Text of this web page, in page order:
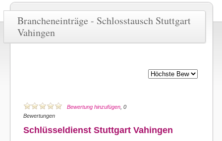
Brancheneinträge - Schlosstausch Stuttgart
Vahingen
Bewertung hinzufügen , 0
Bewertungen
Schlüsseldienst Stuttgart Vahingen